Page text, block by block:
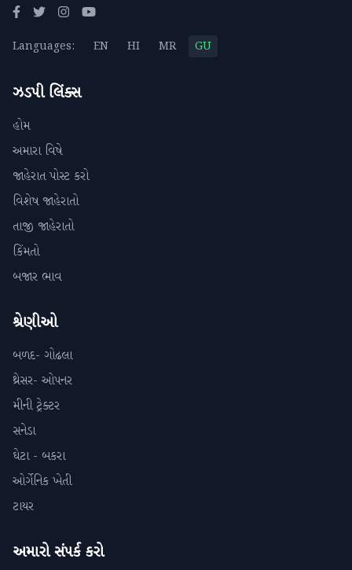
Languages: EN HI MR GU
ઝડપી લિંક્સ
હોમ
અમારા વિષે
જાહેરાત પોસ્ટ કરો
વિશેષ જાહેરાતો
તાજી જાહેરાતો
કિંમતો
બજાર ભાવ
શ્રેણીઓ
બળદ- ગોઢલા
થ્રેસર- ઓપનર
મીની ટ્રેક્ટર
સનેડા
ઘેટા - બકરા
ઓર્ગેનિક ખેતી
ટાયર
અમારો સંપર્ક કરો